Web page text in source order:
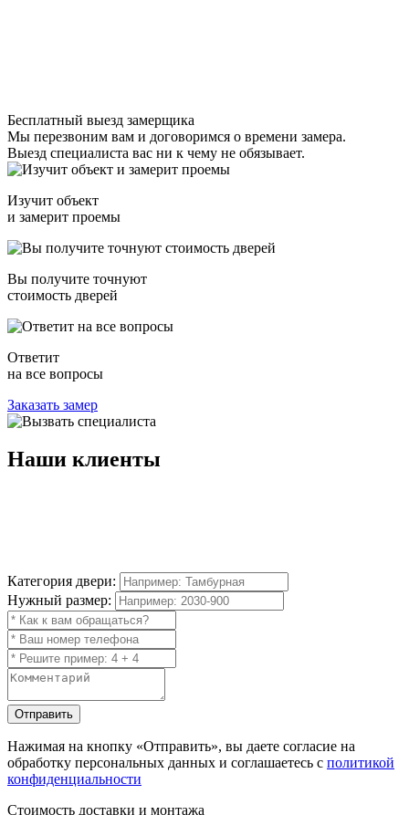
Бесплатный выезд замерщика
Мы перезвоним вам и договоримся о времени замера.
Выезд специалиста вас ни к чему не обязывает.
Изучит объект
и замерит проемы
Вы получите точнуют
стоимость дверей
Ответит
на все вопросы
Заказать замер
Наши клиенты
Категория двери:
Нужный размер:
Отправить
Нажимая на кнопку «Отправить», вы даете согласие на
обработку персональных данных и соглашаетесь с политикой
конфиденциальности
Стоимость доставки и монтажа